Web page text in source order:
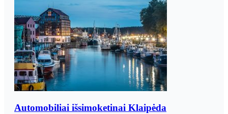
Automobiliai išsimoketinai Klaipėda